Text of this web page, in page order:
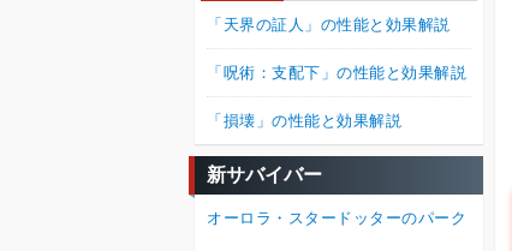
「天界の証人」の性能と効果解説
「呪術：支配下」の性能と効果解説
「損壊」の性能と効果解説
新サバイバー
オーロラ・スタードッターのパーク